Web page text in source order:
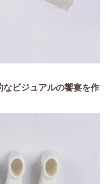
ビジュアルの饗宴を作